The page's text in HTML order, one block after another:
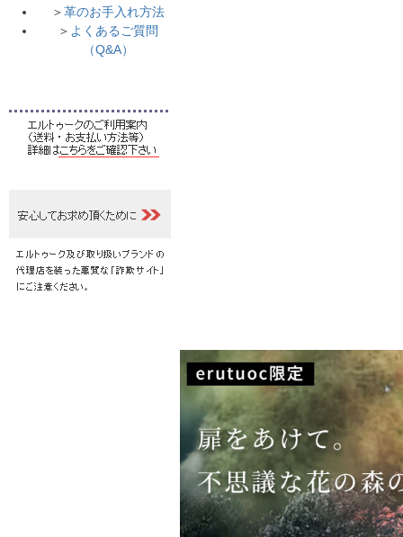
＞革のお手入れ方法
＞ よくあるご質問
（Q&A）